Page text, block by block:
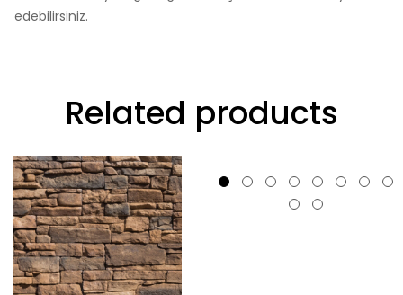
edebilirsiniz.
Related products